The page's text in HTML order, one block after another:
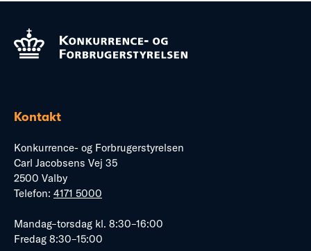
Kontakt
Konkurrence- og Forbrugerstyrelsen
Carl Jacobsens Vej 35
2500 Valby
Telefon: 4171 5000
Mandag–torsdag kl. 8:30–16:00
Fredag 8:30–15:00